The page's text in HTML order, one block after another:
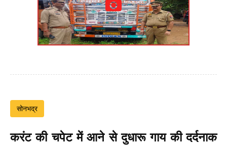
सोनभद्र
करंट की चपेट में आने से दुधारू गाय की दर्दनाक